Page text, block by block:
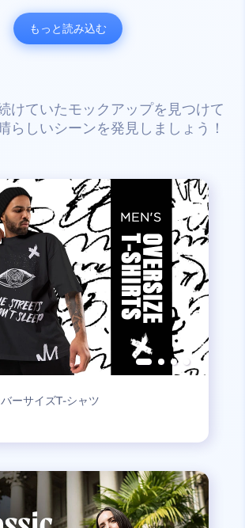
もっと読み込む
けていたモックアップを見つけて
らしいシーンを発見しましょう！
ーサイズT-シャツ